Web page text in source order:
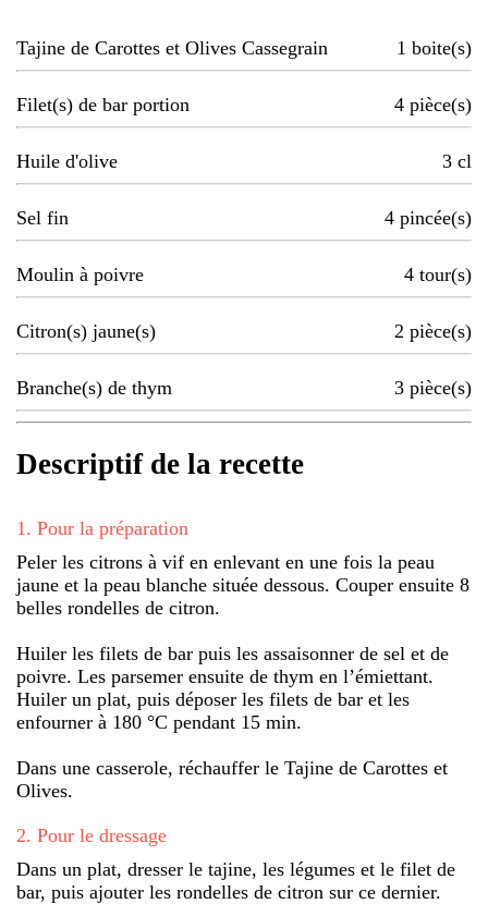
Tajine de Carottes et Olives Cassegrain 1 boite(s)
Filet(s) de bar portion 4 pièce(s)
Huile d'olive 3 cl
Sel fin 4 pincée(s)
Moulin à poivre 4 tour(s)
Citron(s) jaune(s) 2 pièce(s)
Branche(s) de thym 3 pièce(s)
Descriptif de la recette
1 . Pour la préparation
Peler les citrons à vif en enlevant en une fois la peau
jaune et la peau blanche située dessous. Couper ensuite 8
belles rondelles de citron.
Huiler les filets de bar puis les assaisonner de sel et de
poivre. Les parsemer ensuite de thym en l’émiettant.
Huiler un plat, puis déposer les filets de bar et les
enfourner à 180 °C pendant 15 min.
Dans une casserole, réchauffer le Tajine de Carottes et
Olives.
2. Pour le dressage
Dans un plat, dresser le tajine, les légumes et le filet de
bar, puis ajouter les rondelles de citron sur ce dernier.